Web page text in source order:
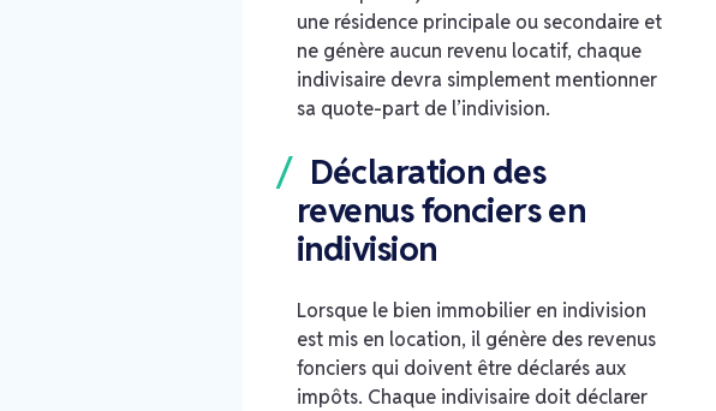
une résidence principale ou secondaire et
ne génère aucun revenu locatif, chaque
indivisaire devra simplement mentionner
sa quote-part de l’indivision.
Déclaration des
revenus fonciers en
indivision
Lorsque le bien immobilier en indivision
est mis en location, il génère des revenus
fonciers qui doivent être déclarés aux
impôts. Chaque indivisaire doit déclarer